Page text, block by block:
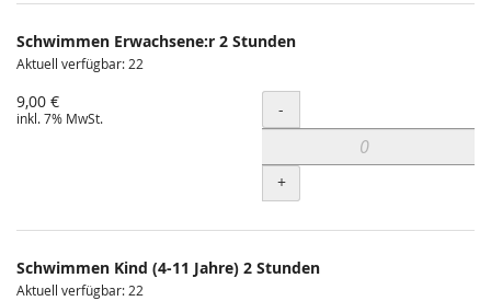
Schwimmen Erwachsene:r 2 Stunden
Aktuell verfügbar: 22
9,00 €
inkl. 7% MwSt. Menge
-
+
Schwimmen Kind (4-11 Jahre) 2 Stunden
Aktuell verfügbar: 22